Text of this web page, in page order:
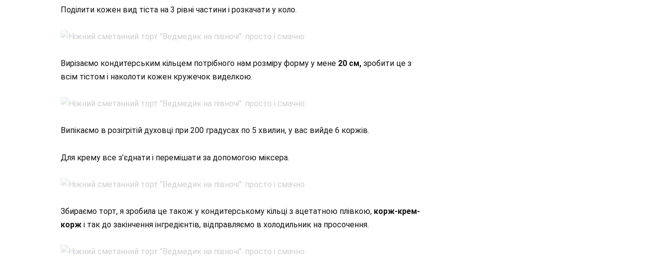
Поділити кожен вид тіста на 3 рівні частини і розкачати у коло.
Вирізаємо кондитерським кільцем потрібного нам розміру форму у мене 20 см, зробити це з
всім тістом і наколоти кожен кружечок виделкою.
Випікаємо в розігрітій духовці при 200 градусах по 5 хвилин, у вас вийде 6 коржів.
Для крему все з’єднати і перемішати за допомогою міксера.
Збираємо торт, я зробила це також у кондитерському кільці з ацетатною плівкою, корж-крем-
корж і так до закінчення інгредієнтів, відправляємо в холодильник на просочення.